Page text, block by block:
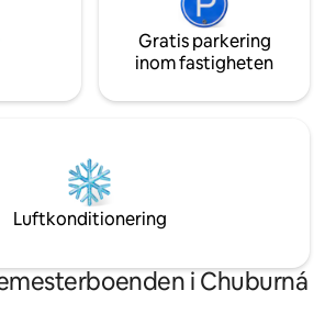
Gratis parkering
inom fastigheten
Luftkonditionering
i Chuburná